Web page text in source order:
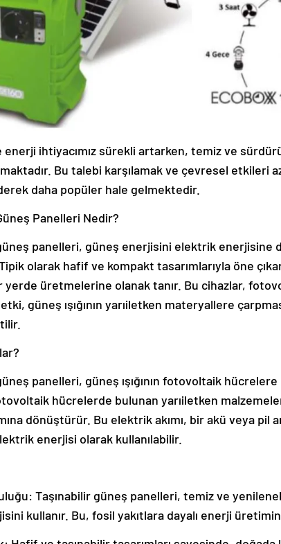
enerji ihtiyacımız sürekli artarken, temiz ve
Bu talebi karşılamak ve çevresel etkileri
daha popüler hale gelmektedir.
Panelleri Nedir?
panelleri, güneş enerjisini elektrik enerjisine
olarak hafif ve kompakt tasarımlarıyla öne
yerde üretmelerine olanak tanır. Bu cihazlar,
güneş ışığının yarıiletken materyallere
panelleri, güneş ışığının fotovoltaik
hücrelerde bulunan yarıiletken
dönüştürür. Bu elektrik akımı, bir akü veya pil
enerjisi olarak kullanılabilir.
Taşınabilir güneş panelleri, temiz ve
kullanır. Bu, fosil yakıtlara dayalı enerji